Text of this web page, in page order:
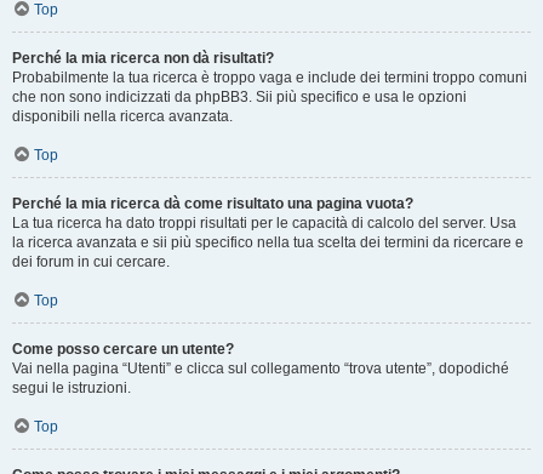
Top
Perché la mia ricerca non dà risultati?
Probabilmente la tua ricerca è troppo vaga e include dei termini troppo comuni
che non sono indicizzati da phpBB3. Sii più specifico e usa le opzioni
disponibili nella ricerca avanzata.
Top
Perché la mia ricerca dà come risultato una pagina vuota?
La tua ricerca ha dato troppi risultati per le capacità di calcolo del server. Usa
la ricerca avanzata e sii più specifico nella tua scelta dei termini da ricercare e
dei forum in cui cercare.
Top
Come posso cercare un utente?
Vai nella pagina “Utenti” e clicca sul collegamento “trova utente”, dopodiché
segui le istruzioni.
Top